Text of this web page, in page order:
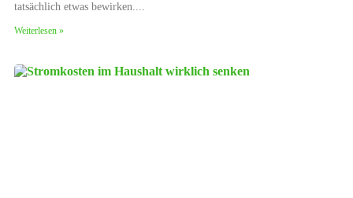
tatsächlich etwas bewirken.
Weiterlesen »